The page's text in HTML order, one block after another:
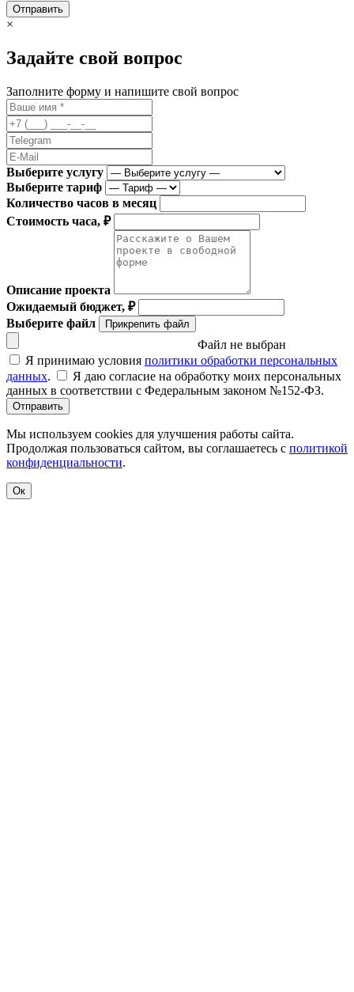
Отправить
×
Задайте свой вопрос
Заполните форму и напишите свой вопрос
Выберите услугу
Выберите тариф
Количество часов в месяц
Стоимость часа, ₽
Описание проекта
Ожидаемый бюджет, ₽
Выберите файл
Прикрепить файл
Файл не выбран
Я принимаю условия политики обработки персональных
данных.
Я даю согласие на обработку моих персональных
данных в соответствии с Федеральным законом №152-ФЗ.
Отправить
Мы используем cookies для улучшения работы сайта.
Продолжая пользоваться сайтом, вы соглашаетесь с политикой
конфиденциальности.
Ок